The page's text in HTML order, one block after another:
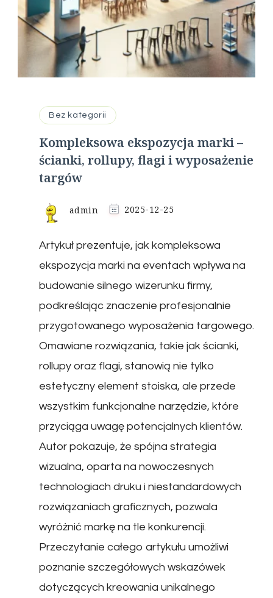
Bez kategorii
Kompleksowa ekspozycja marki –
ścianki, rollupy, flagi i wyposażenie
targów
admin 2025-12-25
Artykuł prezentuje, jak kompleksowa
ekspozycja marki na eventach wpływa na
budowanie silnego wizerunku firmy,
podkreślając znaczenie profesjonalnie
przygotowanego wyposażenia targowego.
Omawiane rozwiązania, takie jak ścianki,
rollupy oraz flagi, stanowią nie tylko
estetyczny element stoiska, ale przede
wszystkim funkcjonalne narzędzie, które
przyciąga uwagę potencjalnych klientów.
Autor pokazuje, że spójna strategia
wizualna, oparta na nowoczesnych
technologiach druku i niestandardowych
rozwiązaniach graficznych, pozwala
wyróżnić markę na tle konkurencji.
Przeczytanie całego artykułu umożliwi
poznanie szczegółowych wskazówek
dotyczących kreowania unikalnego